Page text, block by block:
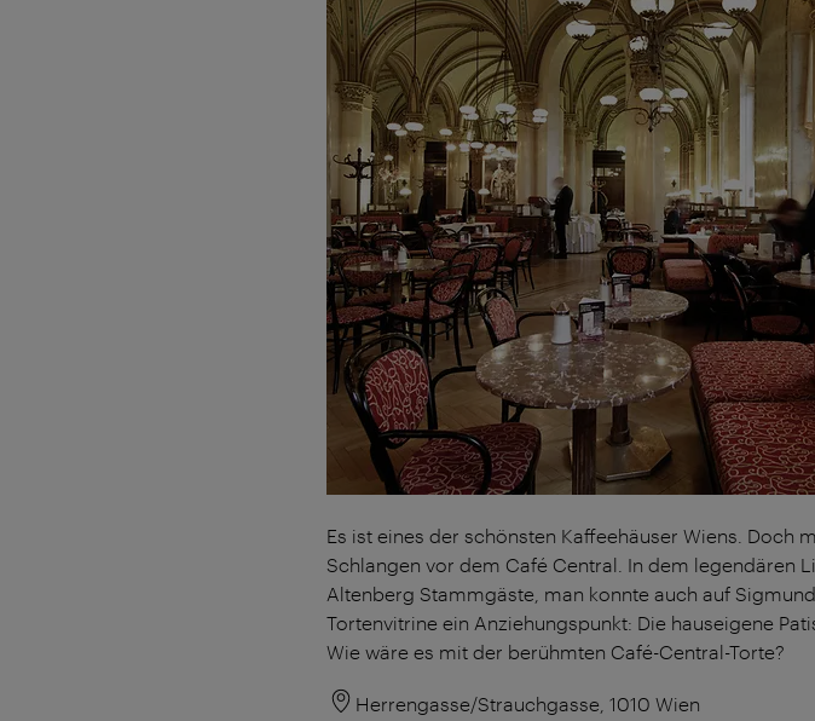
Es ist eines der schönsten Kaffeehäuser Wiens. Doch
Schlangen vor dem Café Central. In dem legendären
Altenberg Stammgäste, man konnte auch auf
Tortenvitrine ein Anziehungspunkt: Die hauseigene
Wie wäre es mit der berühmten Café-Central-Torte?
Herrengasse/Strauchgasse, 1010 Wien